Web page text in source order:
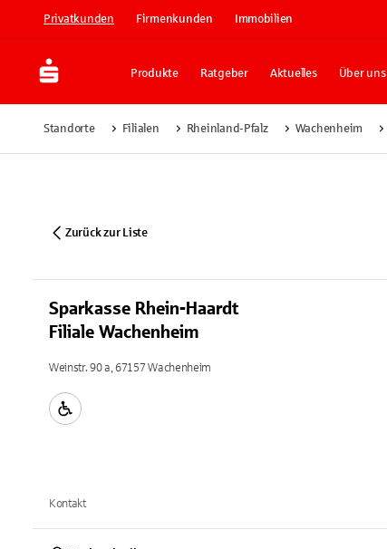
Privatkunden Firmenkunden Immobilien
Produkte Ratgeber Aktuelles Über uns
Standorte Filialen Rheinland-Pfalz Wachenheim
Zurück zur Liste
Sparkasse Rhein-Haardt
Filiale Wachenheim
Weinstr. 90 a, 67157 Wachenheim
Kontakt